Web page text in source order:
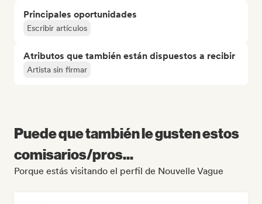
Principales oportunidades
Escribir artículos
Atributos que también están dispuestos a recibir
Artista sin firmar
Puede que también le gusten estos
comisarios/pros...
Porque estás visitando el perfil de Nouvelle Vague